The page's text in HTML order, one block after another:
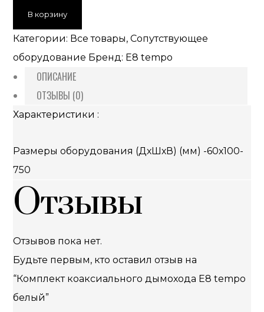
В корзину
Категории: Все товары,Сопутствующее
оборудование Бренд: E8 tempo
ОПИСАНИЕ
ОТЗЫВЫ (0)
Характеристики :
Размеры оборудования (ДхШхВ) (мм) -60х100-
750
Отзывы
Отзывов пока нет.
Будьте первым, кто оставил отзыв на
“Комплект коаксиального дымохода E8 tempo
белый”